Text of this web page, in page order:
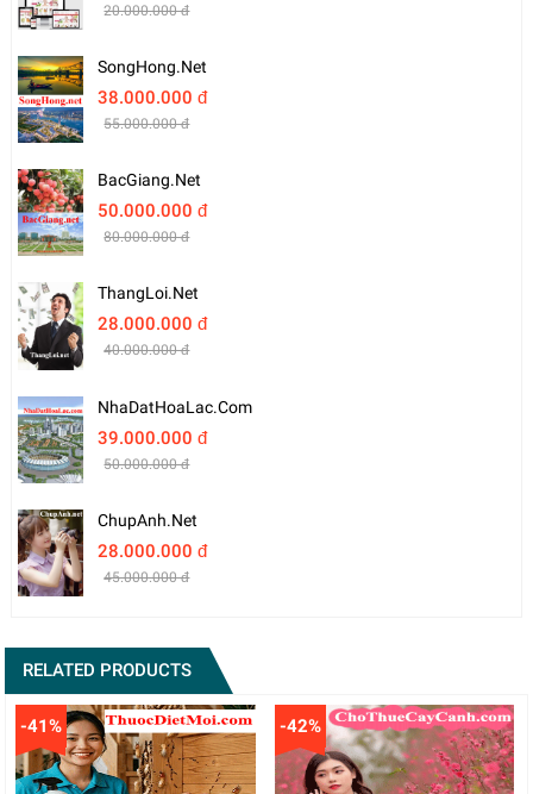
20.000.000 đ
SongHong.net
38.000.000 đ
55.000.000 đ
BacGiang.net
50.000.000 đ
80.000.000 đ
ThangLoi.net
28.000.000 đ
40.000.000 đ
NhaDatHoaLac.com
39.000.000 đ
50.000.000 đ
ChupAnh.net
28.000.000 đ
45.000.000 đ
RELATED PRODUCTS
-41% -42%